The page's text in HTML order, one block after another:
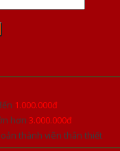
1.000.000đ
hơn 3.000.000đ
thành viên thân thiết